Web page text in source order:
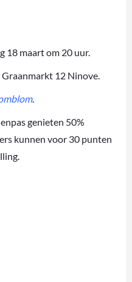
18 maart om 20 uur.
12 Ninove.
.
genieten 50%
kunnen voor 30 punten